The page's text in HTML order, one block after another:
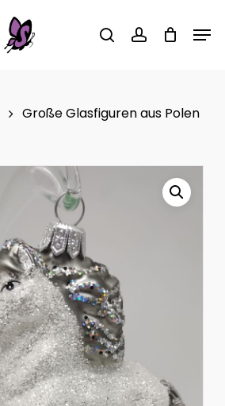
searchaccount
Große Glasfiguren aus Polen